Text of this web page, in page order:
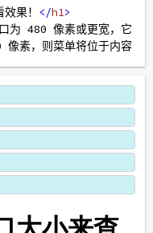
果！ </h1>
为 480 像素或更宽，它
像素，则菜单将位于内容